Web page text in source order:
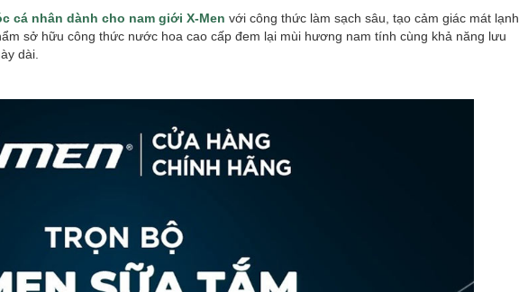
cá nhân dành cho nam giới X-Men với công thức làm sạch sâu, tạo cảm giác mát lạnh
sở hữu công thức nước hoa cao cấp đem lại mùi hương nam tính cùng khả năng lưu
dài.